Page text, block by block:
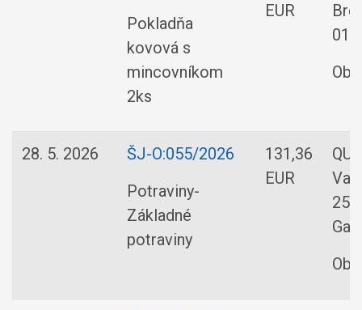
Pokladňa
kovová s
mincovníkom
2ks
EUR
01
28. 5. 2026
ŠJ-O:055/2026
Potraviny-
Základné
potraviny
131,36
EUR
25/